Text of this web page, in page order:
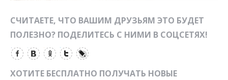
СЧИТАЕТЕ, ЧТО ВАШИМ ДРУЗЬЯМ ЭТО БУДЕТ
ПОЛЕЗНО? ПОДЕЛИТЕСЬ С НИМИ В СОЦСЕТЯХ!
ХОТИТЕ БЕСПЛАТНО ПОЛУЧАТЬ НОВЫЕ